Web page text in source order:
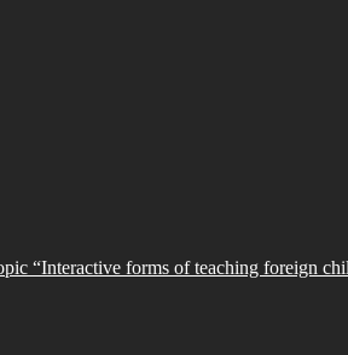
“Interactive forms of teaching foreign